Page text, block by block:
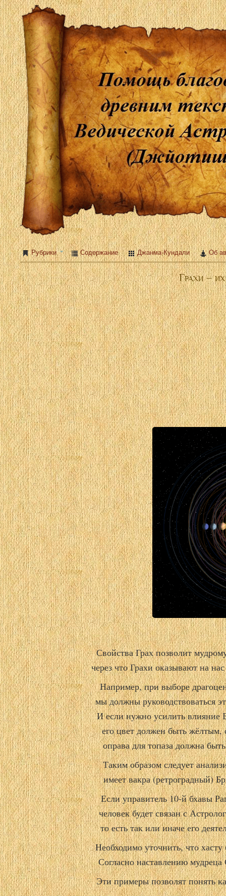
Рубрики Содержание Джанма-Кундали Об
Грахи –
Свойства Грах позволит
через что Грахи оказывают на
Например, при выборе
мы должны руководствоваться
И если нужно усилить влияние
его цвет должен быть
оправа для топаза должна
Таким образом следует
имеет вакра (ретроградный)
Если управитель 10-й бхавы
человек будет связан с
то есть так или иначе его
Необходимо уточнить, что хасту
Согласно наставлению
Эти примеры позволят понять